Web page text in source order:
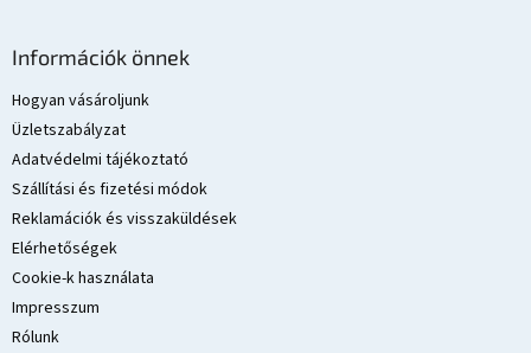
Információk önnek
Hogyan vásároljunk
Üzletszabályzat
Adatvédelmi tájékoztató
Szállítási és fizetési módok
Reklamációk és visszaküldések
Elérhetőségek
Cookie-k használata
Impresszum
Rólunk